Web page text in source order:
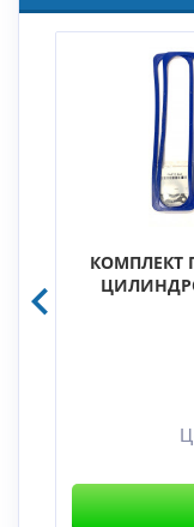
КОМПЛЕКТ